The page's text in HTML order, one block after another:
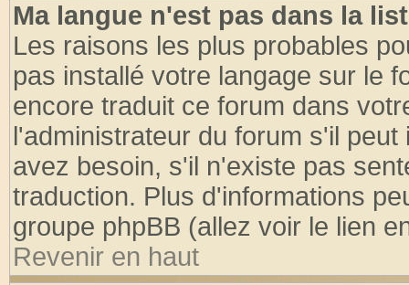
Ma langue n'est pas dans la
Les raisons les plus probables
pas installé votre langage sur le
encore traduit ce forum dans
l'administrateur du forum s'il
avez besoin, s'il n'existe pas
traduction. Plus d'informations
groupe phpBB (allez voir le lien
Revenir en haut